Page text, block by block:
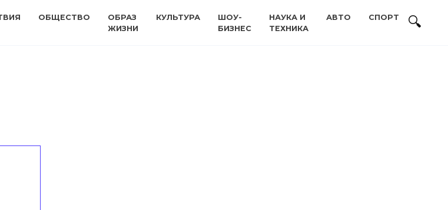
ОБЩЕСТВО
ОБРАЗ
ЖИЗНИ
КУЛЬТУРА
ШОУ-
БИЗНЕС
НАУКА И
ТЕХНИКА
АВТО СПОРТ